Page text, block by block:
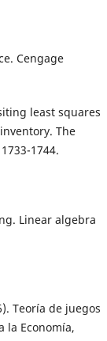
Cengage
least squares
The
1744.
Linear algebra
Teoría de juegos
la Economía,